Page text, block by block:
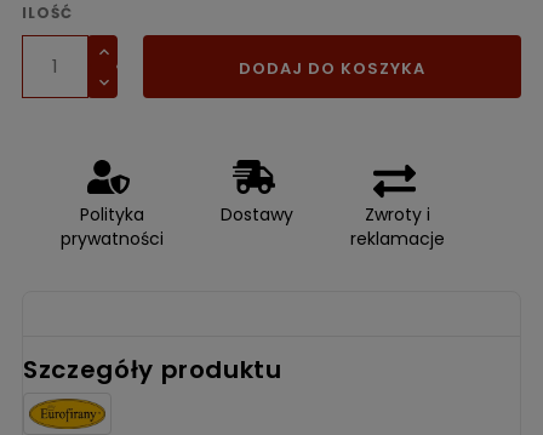
ILOŚĆ
DODAJ DO KOSZYKA
Polityka
prywatności
Dostawy
Zwroty i
reklamacje
Szczegóły produktu